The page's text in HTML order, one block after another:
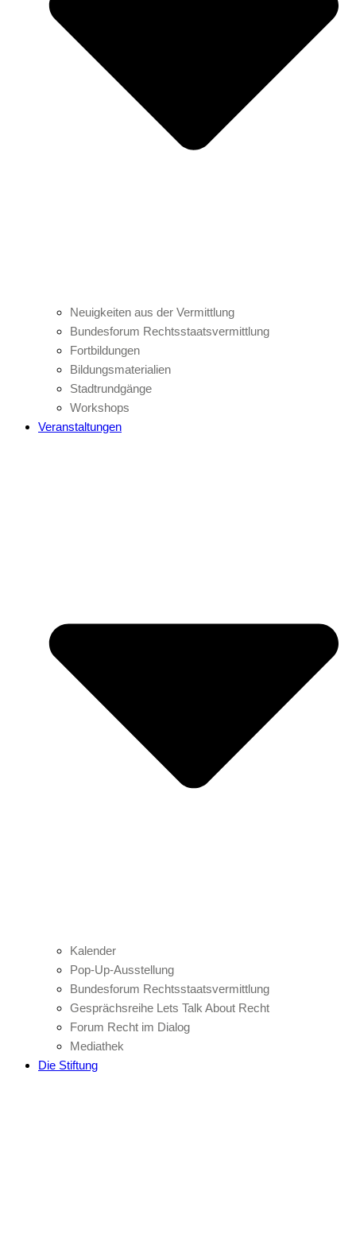
Neuigkeiten aus der Vermittlung
Bundesforum Rechtsstaatsvermittlung
Fortbildungen
Bildungsmaterialien
Stadtrundgänge
Workshops
Veranstaltungen
Kalender
Pop-Up-Ausstellung
Bundesforum Rechtsstaatsvermittlung
Gesprächsreihe Lets Talk About Recht
Forum Recht im Dialog
Mediathek
Die Stiftung